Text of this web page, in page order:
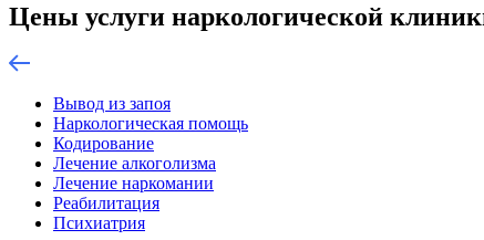
Цены услуги наркологической
Вывод из запоя
Наркологическая помощь
Кодирование
Лечение алкоголизма
Лечение наркомании
Реабилитация
Психиатрия